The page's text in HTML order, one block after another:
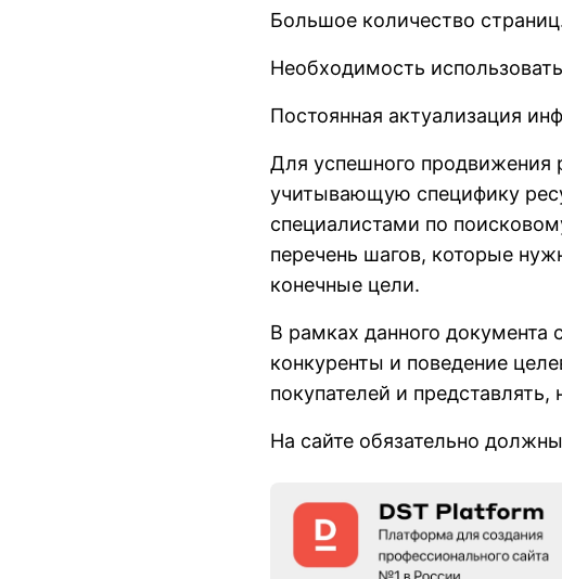
Большое количество
Необходимость
Постоянная актуализация
Для успешного продвижения
учитывающую специфику
специалистами по
перечень шагов, которые
конечные цели.
В рамках данного документа
конкуренты и поведение
покупателей и представлять,
На сайте обязательно